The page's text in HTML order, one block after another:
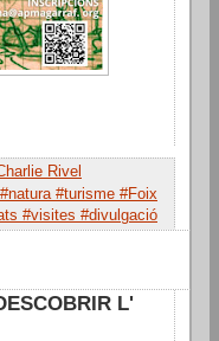
Rivel
#turisme #Foix
#visites #divulgació
L'